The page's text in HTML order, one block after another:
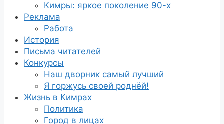
Кимры: яркое поколение 90-х
Реклама
Работа
История
Письма читателей
Конкурсы
Наш дворник самый лучший
Я горжусь своей роднёй!
Жизнь в Кимрах
Политика
Город в лицах